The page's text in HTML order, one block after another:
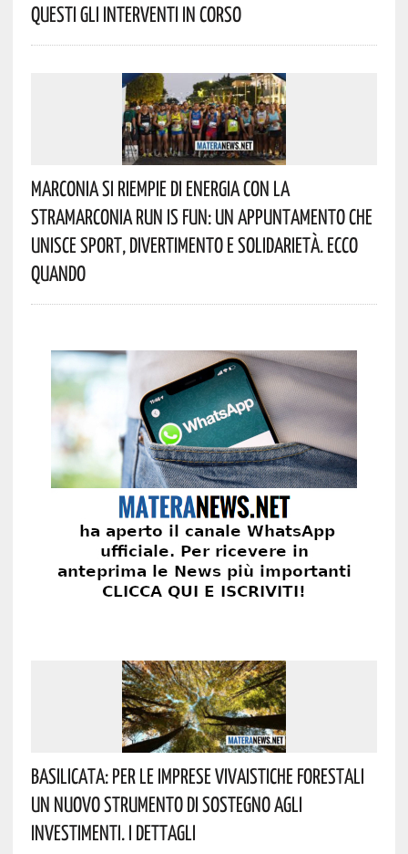
Questi Gli Interventi In Corso
Marconia Si Riempie Di Energia Con La
StraMarconia Run Is Fun: Un Appuntamento Che
Unisce Sport, Divertimento E Solidarietà. Ecco
Quando
Basilicata: Per Le Imprese Vivaistiche Forestali
Un Nuovo Strumento Di Sostegno Agli
Investimenti. I Dettagli